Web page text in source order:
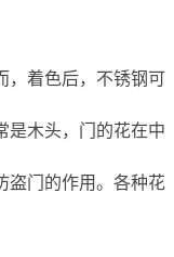
，着色后，不锈钢可
是木头，门的花在中
盗门的作用。各种花